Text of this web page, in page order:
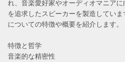
れ、音楽愛好家やオーディオマニア
を追求したスピーカーを製造してい
についての特徴や概要を紹介します。
特徴と哲学
音楽的な精密性